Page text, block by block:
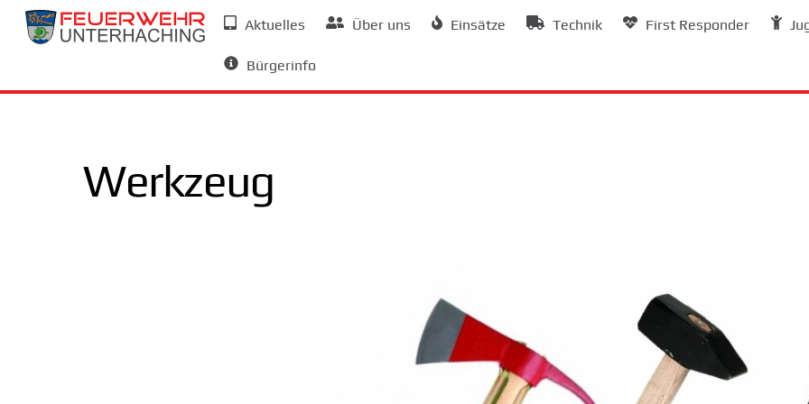
Skip
Aktuelles Über uns Einsätze Technik First Responder
Bürgerinfo
Werkzeug